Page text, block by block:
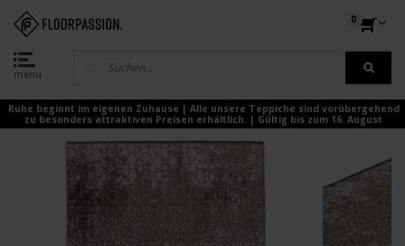
menu
0
Ruhe beginnt im eigenen Zuhause | Alle unsere Teppiche sind vorübergehend
zu besonders attraktiven Preisen erhältlich. | Gültig bis zum 16. August